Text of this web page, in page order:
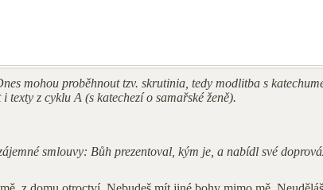
mohou proběhnout tzv. skrutinia, tedy modlitba s
z cyklu A (s katechezí o samařské ženě).
smlouvy: Bůh prezentoval, kým je, a nabídl své